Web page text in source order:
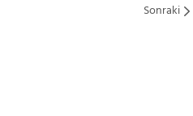
Sonraki